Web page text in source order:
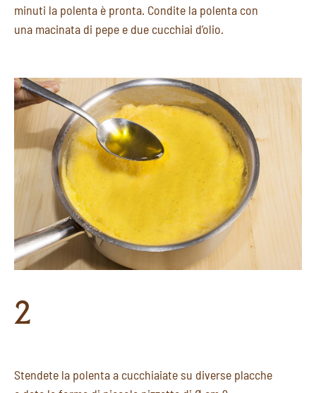
minuti la polenta è pronta. Condite la polenta con
una macinata di pepe e due cucchiai d’olio.
2
Stendete la polenta a cucchiaiate su diverse placche